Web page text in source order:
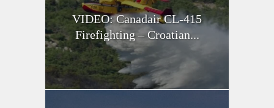
VIDEO: Canadair CL-415
Firefighting – Croatian...